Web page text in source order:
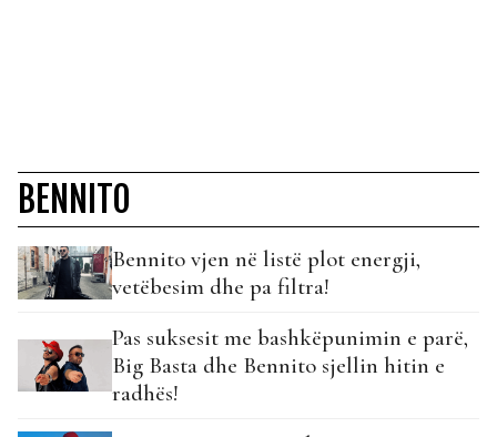
BENNITO
Bennito vjen në listë plot energji,
vetëbesim dhe pa filtra!
Pas suksesit me bashkëpunimin e parë,
Big Basta dhe Bennito sjellin hitin e
radhës!